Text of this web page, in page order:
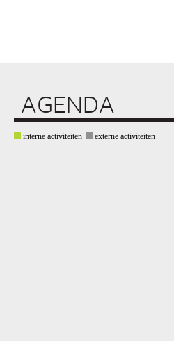
AGENDA
interne activiteiten externe activiteiten